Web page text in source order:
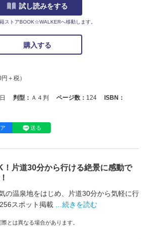
試し読みをする
ストアBOOK☆WALKERへ移動します。
購入する
円＋税）
判型： Ａ４判 ページ数： 124
ISBN：
送る
！片道30分から行ける絶景に感動で
の温泉地をはじめ、片道30分から気軽に行
スポット掲載
…続きを読む
とは異なる場合があります。